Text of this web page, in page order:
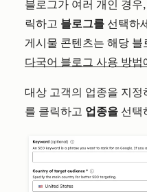
블로그가 여러 개인 경우,
릭하고 블로그를 선택하
게시물 콘텐츠는 해당
다국어 블로그 사용 방법
대상 고객의 업종을 지정
를 클릭하고 업종을 선택